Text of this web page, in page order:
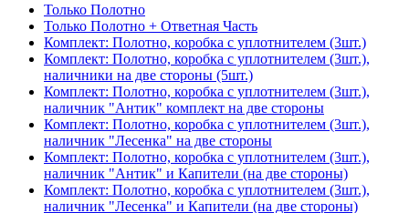
Только Полотно
Только Полотно + Ответная Часть
Комплект: Полотно, коробка с уплотнителем (3шт.)
Комплект: Полотно, коробка с уплотнителем (3шт.),
наличники на две стороны (5шт.)
Комплект: Полотно, коробка с уплотнителем (3шт.),
наличник "Антик" комплект на две стороны
Комплект: Полотно, коробка с уплотнителем (3шт.),
наличник "Лесенка" на две стороны
Комплект: Полотно, коробка с уплотнителем (3шт.),
наличник "Антик" и Капители (на две стороны)
Комплект: Полотно, коробка с уплотнителем (3шт.),
наличник "Лесенка" и Капители (на две стороны)